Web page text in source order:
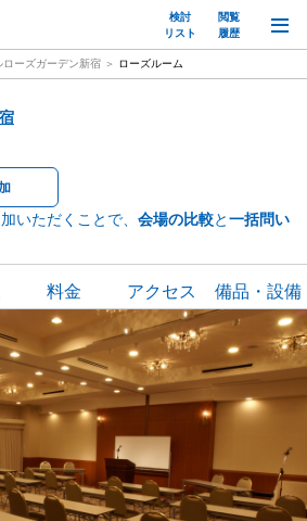
検討
リスト
閲覧
履歴
ローズガーデン新宿 ローズルーム
いただくことで、 会場の比較と一括問い
料金 アクセス 備品・設備